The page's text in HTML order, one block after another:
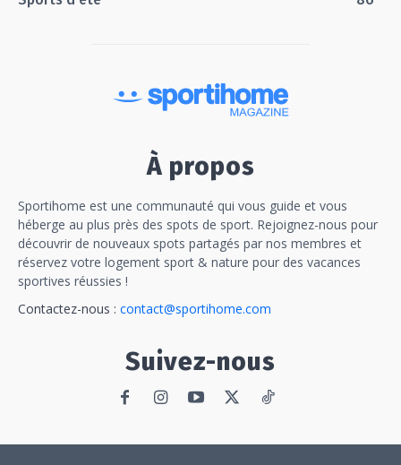
À propos
Sportihome est une communauté qui vous guide et vous
héberge au plus près des spots de sport. Rejoignez-nous pour
découvrir de nouveaux spots partagés par nos membres et
réservez votre logement sport & nature pour des vacances
sportives réussies !
Contactez-nous : contact@sportihome.com
Suivez-nous